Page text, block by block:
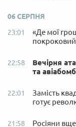
06 СЕРПНЯ
23:01
«Де мої
покроковий
22:58
Вечірня
та
22:01
Замість
готує
21:58
Росіяни